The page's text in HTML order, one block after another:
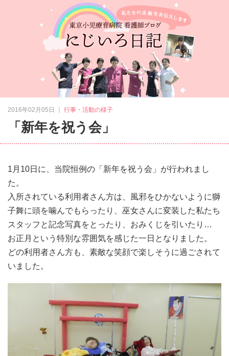
2016年02月05日 行事・活動の様子
「新年を祝う会」
1月10日に、当院恒例の「新年を祝う会」が行われまし
た。
入所されている利用者さん方は、風邪をひかないように獅
子舞に頭を噛んでもらったり、巫女さんに変装した私たち
スタッフと記念写真をとったり、おみくじを引いたり…
お正月という特別な雰囲気を感じた一日となりました。
どの利用者さん方も、素敵な笑顔で楽しそうに過ごされて
いました。